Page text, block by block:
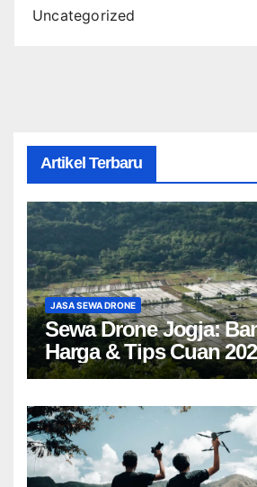
Uncategorized
Artikel Terbaru
JASA SEWA DRONE
Sewa Drone Jogja:
Harga & Tips Cuan